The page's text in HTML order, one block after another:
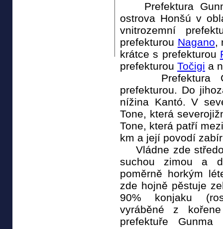
Prefektura
ostrova Honšú v
vnitrozemní
prefekturou Nagano,
krátce s prefekturou
prefekturou Točigi a
Prefektura
prefekturou. Do
nížina Kantó. V
Tone, která
Tone, která patří
km a její povodí
Vládne zde
suchou zimou a
poměrně horkým
zde hojně pěstuje
90% konjaku
vyráběné z
prefektuře